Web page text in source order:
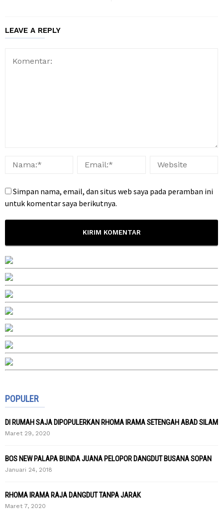
LEAVE A REPLY
Simpan nama, email, dan situs web saya pada peramban ini
untuk komentar saya berikutnya.
POPULER
DI RUMAH SAJA DIPOPULERKAN RHOMA IRAMA SETENGAH ABAD SILAM
Maret 29, 2020
BOS NEW PALAPA BUNDA JUANA PELOPOR DANGDUT BUSANA SOPAN
Januari 24, 2018
RHOMA IRAMA RAJA DANGDUT TANPA JARAK
Maret 7, 2020